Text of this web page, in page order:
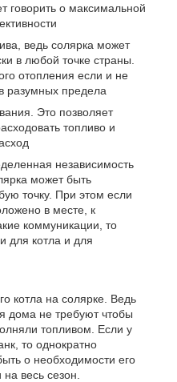
говорить о максимальной
ведь солярка может
в любой точке страны.
отопления если и не
разумных предела
Это позволяет
топливо и
независимость
может быть
точку. При этом если
в месте, к
коммуникации, то
для котла и для
котла на солярке. Ведь
дома не требуют чтобы
топливом. Если у
то однократно
о необходимости его
весь сезон.